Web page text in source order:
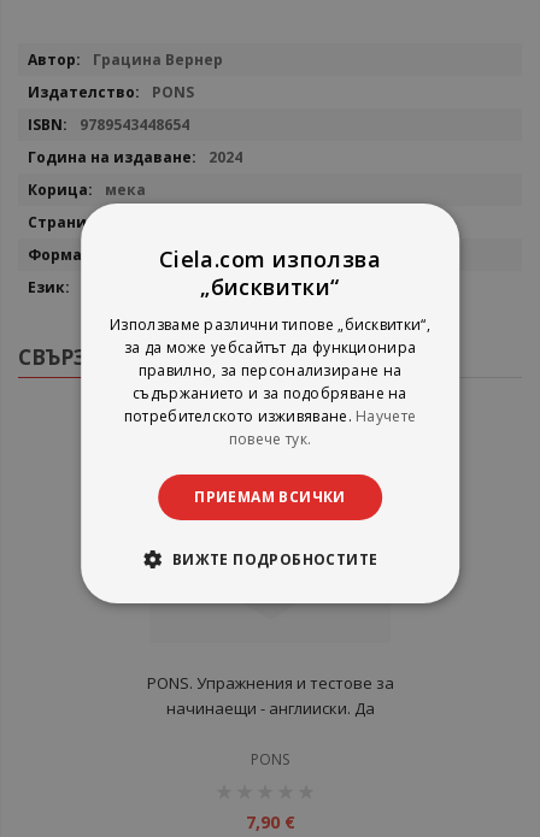
Повече
Грацина Вернер
PONS
9789543448654
2024
мека
14x21 см
СВЪРЗАНИ ПРОДУКТИ
PONS. Упражнения и тестове за
начинаещи - англииски. Да
PONS
7,90 €
Ciela.com използва
„бисквитки“
Използваме различни типове „бисквитки“,
за да може уебсайтът да функционира
правилно, за персонализиране на
съдържанието и за подобряване на
потребителското изживяване. Научете
повече тук.
ПРИЕМАМ ВСИЧКИ
ВИЖТЕ ПОДРОБНОСТИТЕ